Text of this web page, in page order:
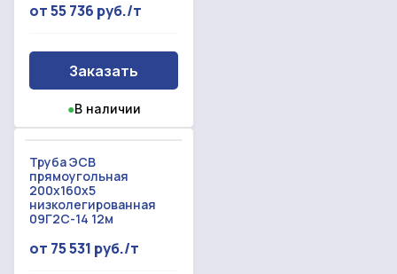
от 55 736 руб./т
Заказать
●В наличии
Труба ЭСВ
прямоугольная
200x160x5
низколегированная
09Г2С-14 12м
от 75 531 руб./т